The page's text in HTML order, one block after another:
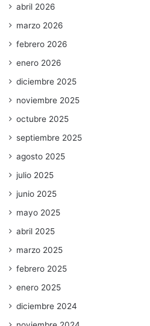
abril 2026
marzo 2026
febrero 2026
enero 2026
diciembre 2025
noviembre 2025
octubre 2025
septiembre 2025
agosto 2025
julio 2025
junio 2025
mayo 2025
abril 2025
marzo 2025
febrero 2025
enero 2025
diciembre 2024